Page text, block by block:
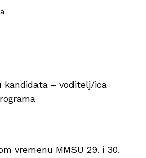
kandidata – voditelj/ica
vremenu MMSU 29. i 30.